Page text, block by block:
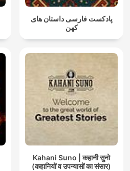
پادکست فارسی داستان های
کهن
Kahani Suno | कहानी सुनो
(कहानियों व उपन्यासों का संसार)